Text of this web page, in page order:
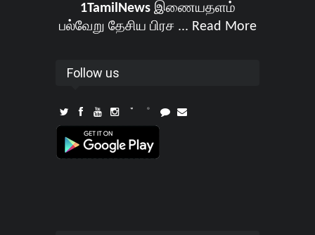
1TamilNewsஇணையதளம்
பல்வேறு தேசிய பிரச ... Read More
Follow us